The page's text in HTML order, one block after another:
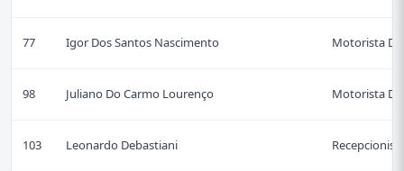
77 Igor Dos Santos Nascimento Motorista D
98 Juliano Do Carmo Lourenço Motorista D
103 Leonardo Debastiani